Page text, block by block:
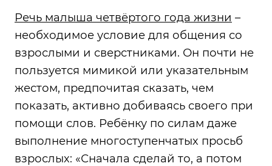
Речь малыша четвёртого года жизни –
необходимое условие для общения со
взрослыми и сверстниками. Он почти не
пользуется мимикой или указательным
жестом, предпочитая сказать, чем
показать, активно добиваясь своего при
помощи слов. Ребёнку по силам даже
выполнение многоступенчатых просьб
взрослых: «Сначала сделай то, а потом